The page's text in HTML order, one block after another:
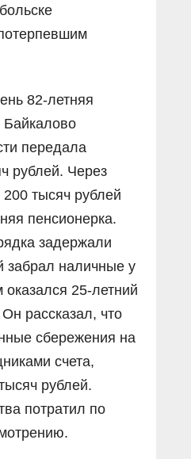
82-летняя
Байкалово
передала
рублей. Через
тысяч рублей
пенсионерка.
задержали
забрал наличные у
25-летний
рассказал, что
сбережения на
счета,
рублей.
потратил по